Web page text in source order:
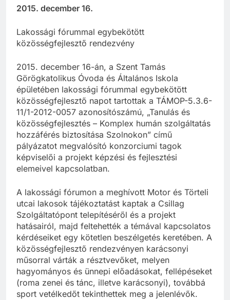
2015. december 16.
Lakossági fórummal egybekötött
közösségfejlesztő rendezvény
2015. december 16-án, a Szent Tamás
Görögkatolikus Óvoda és Általános Iskola
épületében lakossági fórummal egybekötött
közösségfejlesztő napot tartottak a TÁMOP-5.3.6-
11/1-2012-0057 azonosítószámú, „Tanulás és
közösségfejlesztés – Komplex humán szolgáltatás
hozzáférés biztosítása Szolnokon” című
pályázatot megvalósító konzorciumi tagok
képviselői a projekt képzési és fejlesztési
elemeivel kapcsolatban.
A lakossági fórumon a meghívott Motor és Törteli
utcai lakosok tájékoztatást kaptak a Csillag
Szolgáltatópont telepítéséről és a projekt
hatásairól, majd feltehették a témával kapcsolatos
kérdéseiket egy kötetlen beszélgetés keretében. A
közösségfejlesztő rendezvényen karácsonyi
műsorral várták a résztvevőket, melyen
hagyományos és ünnepi előadásokat, fellépéseket
(roma zenei és tánc, illetve karácsonyi), továbbá
sport vetélkedőt tekinthettek meg a jelenlévők.